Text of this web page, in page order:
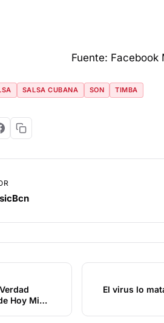
Fuente: Facebook
SALSA CUBANA SON TIMBA
Hoy Mi
El virus lo